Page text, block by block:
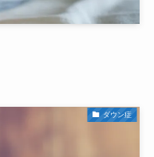
ダウン症